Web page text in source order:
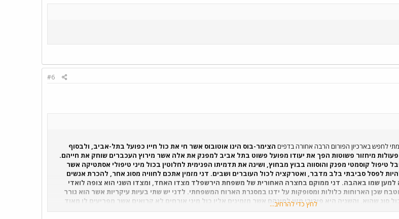
#6
לחפש בארכיון הפורום הרבה אחורה בדפים הצימר-בוס הינו אוטובוס אשר חי את כול חייו כפועל בתל-אביב, ולבסוף
מיחזור פשוטות הפך את יעודו מפועל פשוט בתל אביב למפנק את אלה אשר מירוץ העכברים שוחק את חייהם.
טיפול קוסמטי מפנק והוסווה בבוץ מבחוץ, ושינה את תדמיתו הפנימית לחלוטין בכול מיני טיפולי אסתטיקה אשר
לפסל סביבתי בלב מדבר, ואטרקציה לכול העוברים ושבים. דני מזמין אתכם לחוויה מסוג אחר, להכרת אנשים
שמו באהבה. דני ממוקם בחצרה האחורית של משפחת הירשפלד מצדו האחד, ומצדו השני הוא צופה לואדי
שכן הארוחות כלולות ומסופקות על ידנו במסגרת הארוח המשפחתי. לדני יש שתי בעיות עיקריות אשר הוא גורר
סוג שהוא, והשניה היא פירורי מזון למינהם אשר מזמינים אליו כול מיני אורחים לא קרואים אשר מפריעים לו מאוד
ילדים הם אהבת חייו, אך מחמת גילו המבוגר ועברו העמוס בילדים הוא מסתפק כיום בילדי משפחת הירשפלד אשר
לחץ כדי להרחיב...